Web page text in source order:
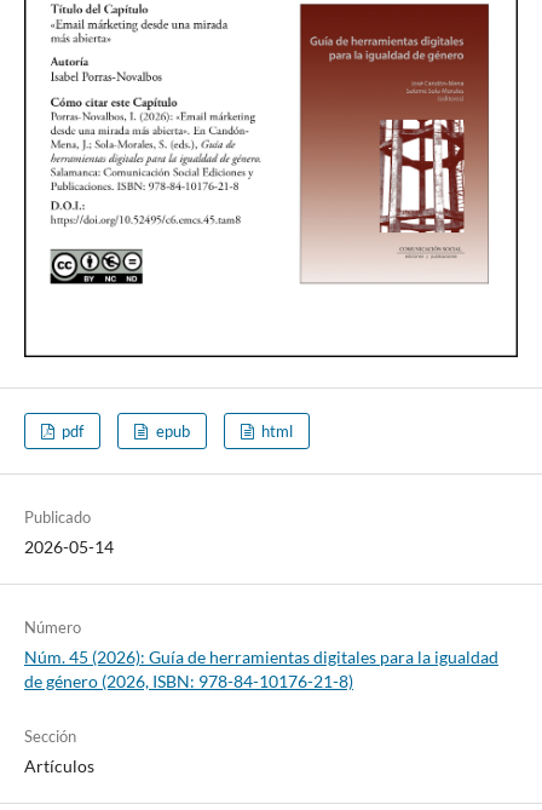
pdf epub html
Publicado
2026-05-14
Número
Núm. 45 (2026): Guía de herramientas digitales para la igualdad
de género (2026, ISBN: 978-84-10176-21-8)
Sección
Artículos